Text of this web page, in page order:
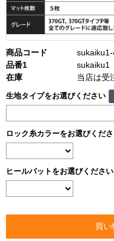
商品コード
品番1
sukaiku1
在庫
当店は受
生地タイプをお選びください
ロック糸カラーをお選びくだ
ヒールパットをお選びください